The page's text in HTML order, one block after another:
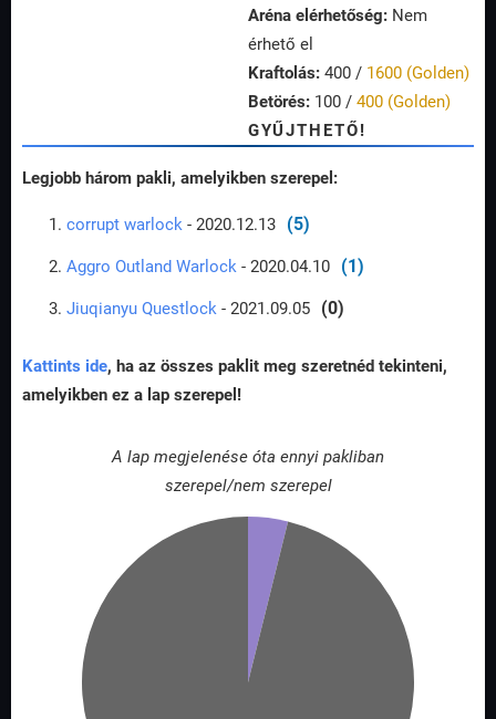
Aréna elérhetőség: Nem
érhető el
Kraftolás: 400 / 1600 (Golden)
Betörés: 100 / 400 (Golden)
GYŰJTHETŐ!
Legjobb három pakli, amelyikben szerepel:
corrupt warlock - 2020.12.13 (5)
Aggro Outland Warlock - 2020.04.10 (1)
Jiuqianyu Questlock - 2021.09.05 (0)
Kattints ide, ha az összes paklit meg szeretnéd tekinteni,
amelyikben ez a lap szerepel!
A lap megjelenése óta ennyi pakliban
szerepel/nem szerepel